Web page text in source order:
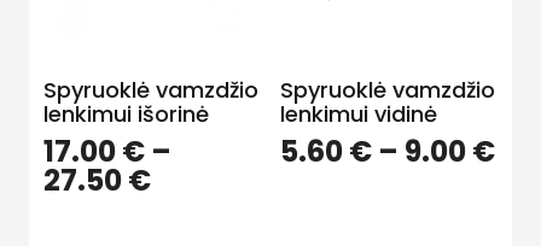
Spyruoklė vamzdžio
lenkimui išorinė
17.00€ –
27.50€Price
Spyruoklė vamzdžio
lenkimui vidinė
5.60€ – 9.00€